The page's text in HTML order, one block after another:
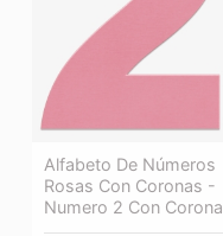
Alfabeto De Números
Rosas Con Coronas -
Numero 2 Con Corona